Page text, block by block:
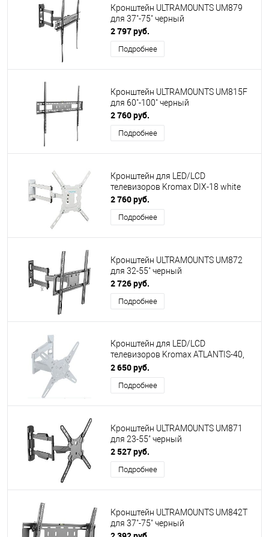
Кронштейн ULTRAMOUNTS UM879
для 37"-75" черный
2 797 руб.
Подробнее
Кронштейн ULTRAMOUNTS UM815F
для 60"-100" черный
2 760 руб.
Подробнее
Кронштейн для LED/LCD
телевизоров Kromax DIX-18 white
2 760 руб.
Подробнее
Кронштейн ULTRAMOUNTS UM872
для 32-55" черный
2 726 руб.
Подробнее
Кронштейн для LED/LCD
телевизоров Kromax ATLANTIS-40,
white
2 650 руб.
Подробнее
Кронштейн ULTRAMOUNTS UM871
для 23-55" черный
2 527 руб.
Подробнее
Кронштейн ULTRAMOUNTS UM842T
для 37"-75" черный